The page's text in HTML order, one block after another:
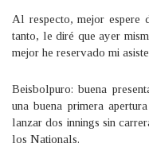
Al respecto, mejor espere
tanto, le diré que ayer
mejor he reservado mi
Beisbolpuro: buena
una buena primera
lanzar dos innings sin
los Nationals.